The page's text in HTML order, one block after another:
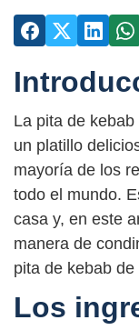
La pita de
un platillo
mayoría de los
todo el mundo.
casa y, en este
manera de
pita de kebab
Los